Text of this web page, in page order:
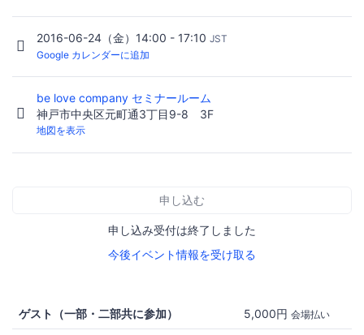
2016-06-24（金）14:00 - 17:10 JST
Google カレンダーに追加
be love company セミナールーム
神戸市中央区元町通3丁目9-8 3F
地図を表示
申し込む
申し込み受付は終了しました
今後イベント情報を受け取る
ゲスト（一部・二部共に参加） 5,000円 会場払い